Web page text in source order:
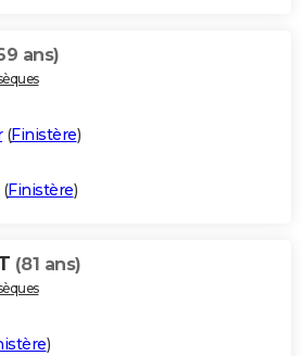
ans)
(Finistère)
(Finistère)
(81 ans)
)